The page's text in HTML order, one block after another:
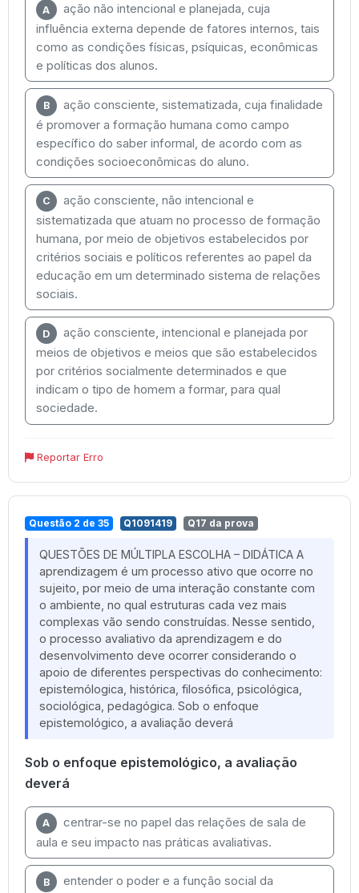
A
ação não intencional e planejada, cuja
influência externa depende de fatores internos, tais
como as condições físicas, psíquicas, econômicas
e políticas dos alunos.
B
ação consciente, sistematizada, cuja finalidade
é promover a formação humana como campo
específico do saber informal, de acordo com as
condições socioeconômicas do aluno.
C
ação consciente, não intencional e
sistematizada que atuam no processo de formação
humana, por meio de objetivos estabelecidos por
critérios sociais e políticos referentes ao papel da
educação em um determinado sistema de relações
sociais.
D
ação consciente, intencional e planejada por
meios de objetivos e meios que são estabelecidos
por critérios socialmente determinados e que
indicam o tipo de homem a formar, para qual
sociedade.
Reportar Erro
Questão 2 de 35 Q1091419 Q17 da prova
QUESTÕES DE MÚLTIPLA ESCOLHA – DIDÁTICA A
aprendizagem é um processo ativo que ocorre no
sujeito, por meio de uma interação constante com
o ambiente, no qual estruturas cada vez mais
complexas vão sendo construídas. Nesse sentido,
o processo avaliativo da aprendizagem e do
desenvolvimento deve ocorrer considerando o
apoio de diferentes perspectivas do conhecimento:
epistemólogica, histórica, filosófica, psicológica,
sociológica, pedagógica. Sob o enfoque
epistemológico, a avaliação deverá
Sob o enfoque epistemológico, a avaliação
deverá
A
centrar-se no papel das relações de sala de
aula e seu impacto nas práticas avaliativas.
B
entender o poder e a função social da